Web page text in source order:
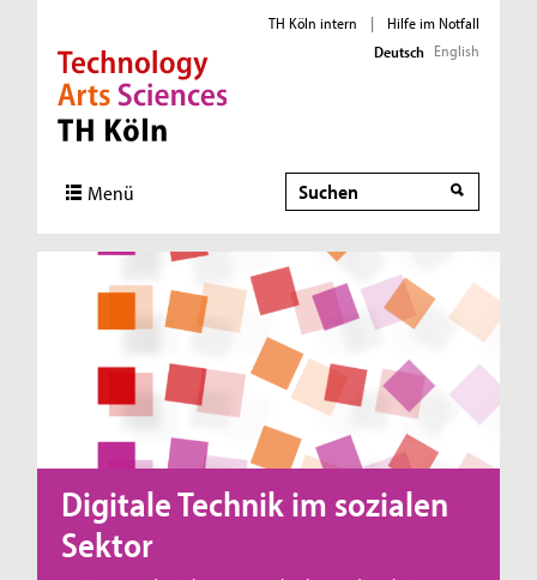
Direkt zur Hauptnavigation
Direkt zur Subnavigation
Direkt zum Inhalt
Direkt zum Fußbereich
TH Köln intern |
Hilfe im Notfall
Deutsch English
Menü Suche
Digitale Technik im sozialen
Sektor